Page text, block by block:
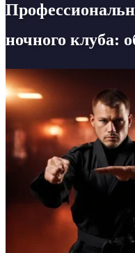
ночного клуба: